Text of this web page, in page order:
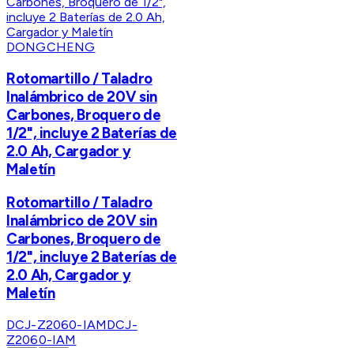
DONGCHENG
Rotomartillo / Taladro
Inalámbrico de 20V sin
Carbones, Broquero de
1/2", incluye 2 Baterías de
2.0 Ah, Cargador y
Maletín
Rotomartillo / Taladro
Inalámbrico de 20V sin
Carbones, Broquero de
1/2", incluye 2 Baterías de
2.0 Ah, Cargador y
Maletín
DCJ-Z2060-IAMDCJ-
Z2060-IAM